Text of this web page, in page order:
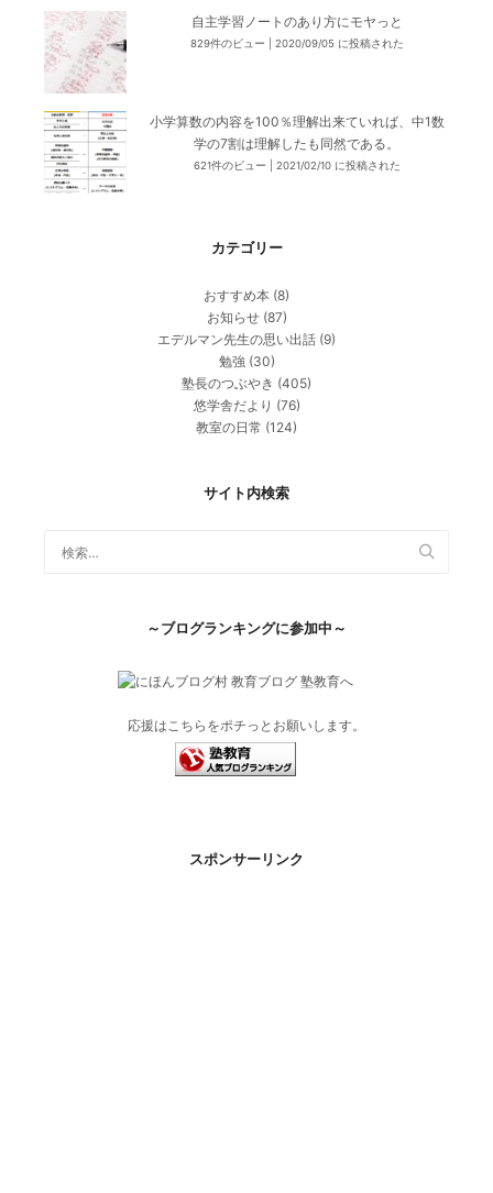
自主学習ノートのあり方にモヤっと
829件のビュー 2020/09/05 に投稿された
小学算数の内容を100％理解出来ていれば、中1数
学の7割は理解したも同然である。
621件のビュー 2021/02/10 に投稿された
カテゴリー
おすすめ本 (8)
お知らせ(87)
エデルマン先生の思い出話 (9)
勉強 (30)
塾長のつぶやき (405)
悠学舎だより (76)
教室の日常 (124)
サイト内検索
～ブログランキングに参加中～
応援はこちらをポチっとお願いします。
スポンサーリンク